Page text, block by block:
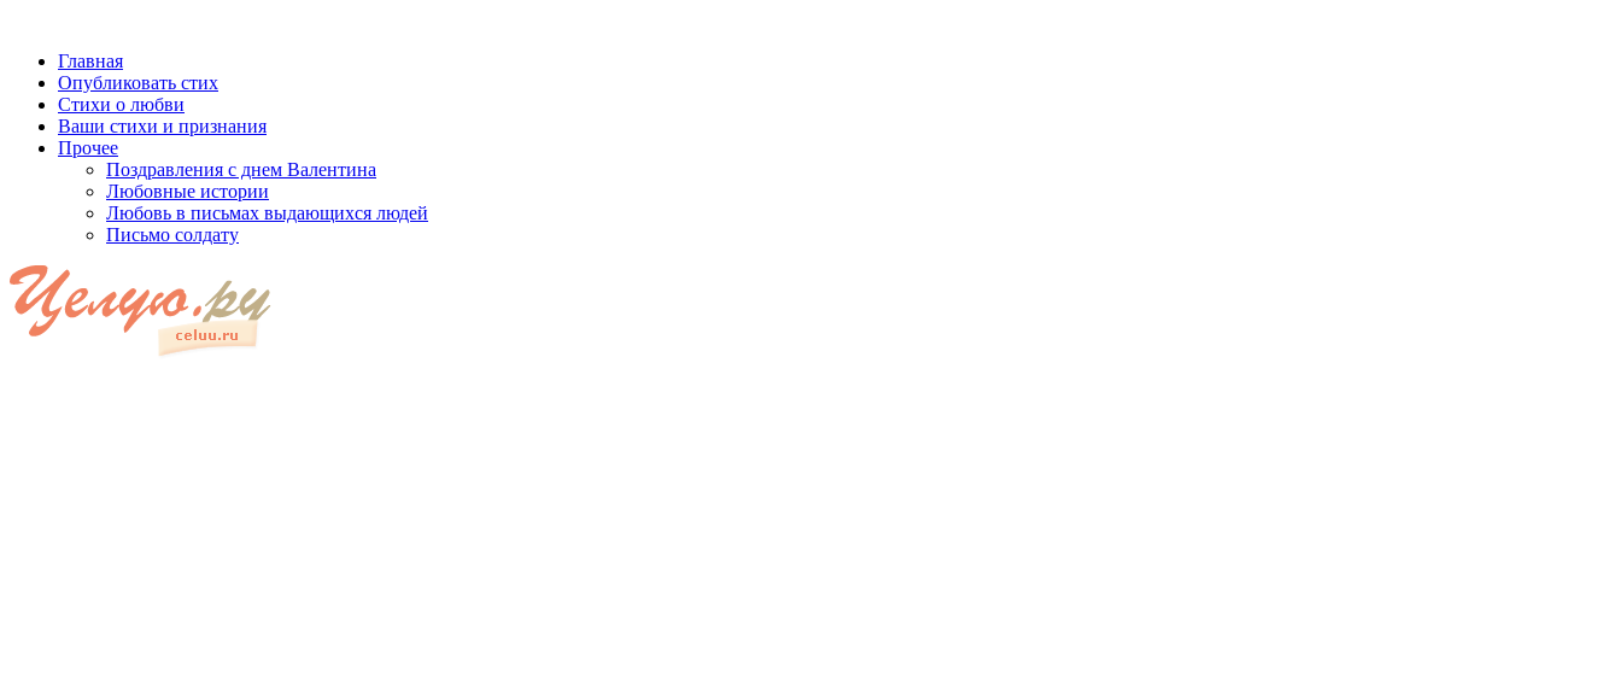
Главная
Опубликовать стих
Стихи о любви
Ваши стихи и признания
Прочее
Поздравления с днем Валентина
Любовные истории
Любовь в письмах выдающихся людей
Письмо солдату